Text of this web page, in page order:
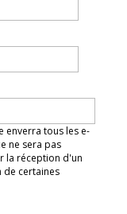
enverra tous les e-
ne sera pas
la réception d'un
de certaines